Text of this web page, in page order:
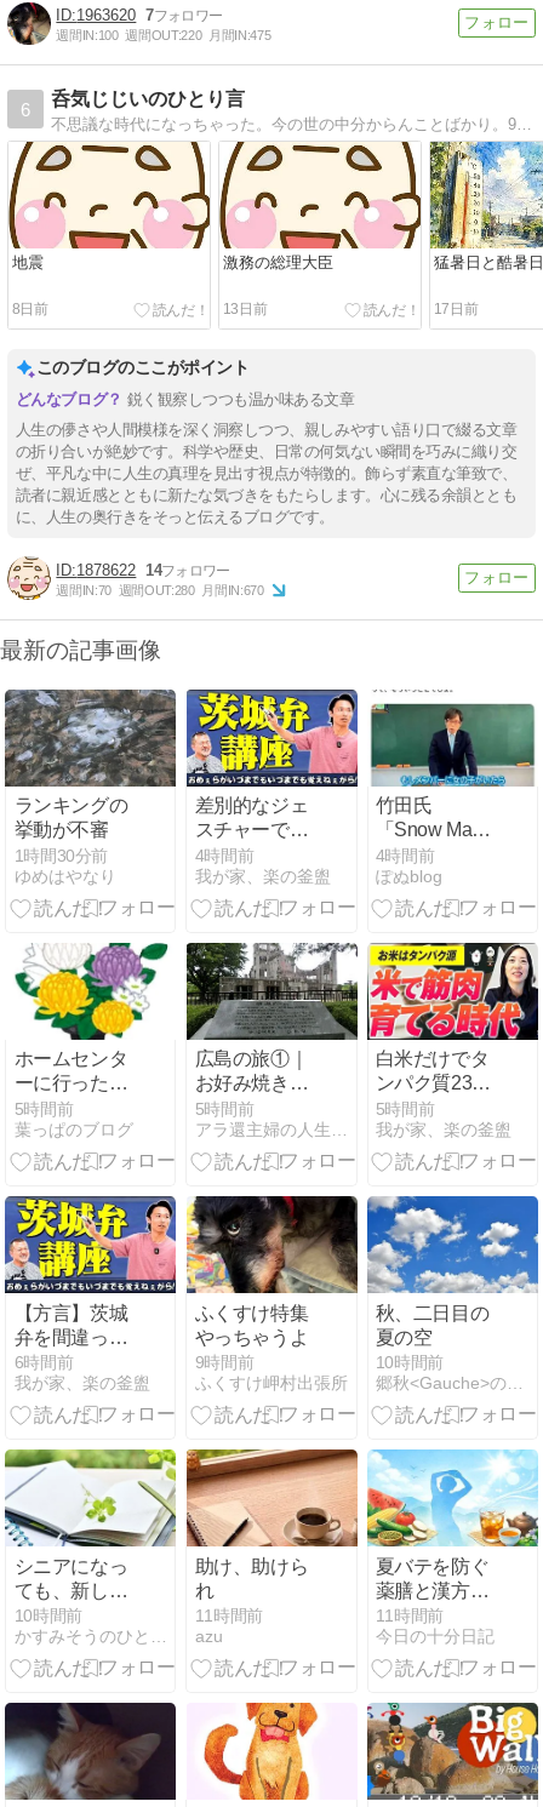
1963620 7
週間IN:100 週間OUT:220 月間IN:475
6
呑気じじいのひとり言
不思議な時代になっちゃった。今の世の中分からんことばかり。94歳、頑張ります！
地震
8日前
激務の総理大臣
13日前
猛暑日と酷暑
17日前
このブログのここがポイント
鋭く観察しつつも温か味ある文章
人生の儚さや人間模様を深く洞察しつつ、親しみやすい語り口で綴る文章
の折り合いが絶妙です。科学や歴史、日常の何気ない瞬間を巧みに織り交
ぜ、平凡な中に人生の真理を見出す視点が特徴的。飾らず素直な筆致で、
読者に親近感とともに新たな気づきをもたらします。心に残る余韻ととも
に、人生の奥行きをそっと伝えるブログです。
1878622 14
週間IN:70 週間OUT:280 月間IN:670
最新の記事画像
ランキングの
挙動が不審
1時間30分前
ゆめはやなり
差別的なジェ
スチャーであ
る「つり目」
と外国人観光
客による記号
4時間前
我が家、楽の釜盥
竹田氏
「Snow Man
に女子がいた
らSnow Man
ではない」
皇は男系男
子」
4時間前
ぽぬblog
ホームセンタ
ーに行ったら
仏花が一束55
円でした
5時間前
葉っぱのブログ
広島の旅①｜
お好み焼きと
宮島と原爆ド
ーム
5時間前
白米だけでタ
ンパク質23％
摂れるって知
ってた？お米
が「太る」と
の理由 -
YouTube
5時間前
我が家、楽の釜盥
【方言】茨城
弁を間違って
使ってる人が
多いから俺ら
が教えっぺ！
- YouTube
6時間前
我が家、楽の釜盥
ふくすけ特集
やっちゃうよ
9時間前
ふくすけ岬村出張所
秋、二日目の
夏の空
10時間前
郷秋<Gauche>の独り言
シニアになっ
ても、新しい
ことに挑戦し
たい。副収入
を考えて思う
10時間前
かすみそうのひとりごと
助け、助けら
れ
11時間前
azu
夏バテを防ぐ
薬膳と漢方の
養生法｜気・
血・水から整
える体調管理
11時間前
今日の十分日記